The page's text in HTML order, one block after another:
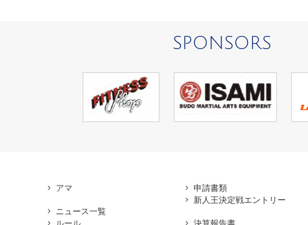
SPONSORS
アマ
ニュース一覧
申請書類
新人王決定戦エントリー